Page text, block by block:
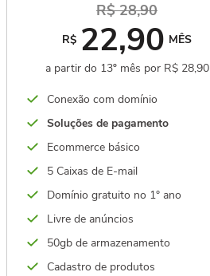
R$ 28,90
R$ 22,90 MÊS
a partir do 13º mês por R$ 28,90
Conexão com domínio
Soluções de pagamento
Ecommerce básico
5 Caixas de E-mail
Domínio gratuito no 1° ano
Livre de anúncios
50gb de armazenamento
Cadastro de produtos